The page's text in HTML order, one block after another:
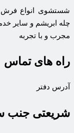
شستشوی انواع فرش
چله ابریشم و سایر
مجرب و با تجربه
راه های تماس
آدرس دفتر
شریعتی جنب